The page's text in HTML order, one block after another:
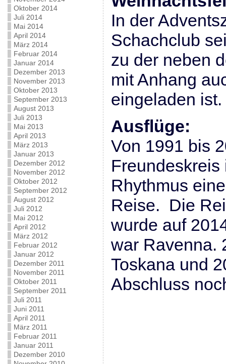
Oktober 2014
Juli 2014
Mai 2014
April 2014
März 2014
Februar 2014
Januar 2014
Dezember 2013
November 2013
Oktober 2013
September 2013
August 2013
Juli 2013
Mai 2013
April 2013
März 2013
Januar 2013
Dezember 2012
November 2012
Oktober 2012
September 2012
August 2012
Juli 2012
Mai 2012
April 2012
März 2012
Februar 2012
Januar 2012
Dezember 2011
November 2011
Oktober 2011
September 2011
Juli 2011
Juni 2011
April 2011
März 2011
Februar 2011
Januar 2011
Dezember 2010
In der
Schachclub
zu der neben
mit Anhang
eingeladen ist.
Ausflüge:
Von 1991 bis
Rhythmus
Reise. Die
wurde auf
war Ravenna.
Toskana und
Abschluss